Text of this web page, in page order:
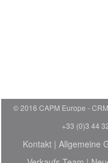
© 2016 CAPM Europe
+33 (0)3 44
Kontakt | Allgemeine